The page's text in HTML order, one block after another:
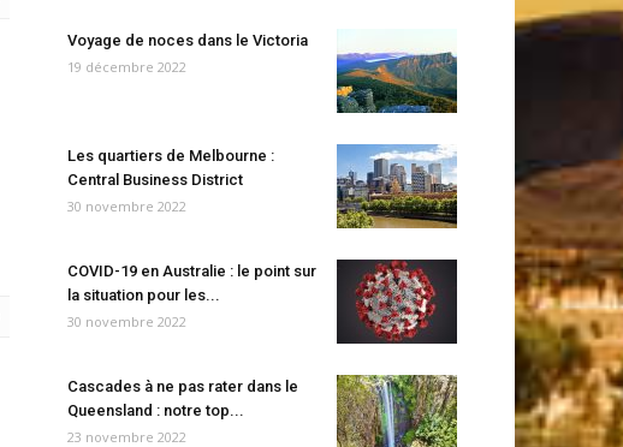
Voyage de noces dans le Victoria
19 décembre 2022
Les quartiers de Melbourne :
Central Business District
30 novembre 2022
COVID-19 en Australie : le point sur
la situation pour les...
30 novembre 2022
Cascades à ne pas rater dans le
Queensland : notre top...
23 novembre 2022